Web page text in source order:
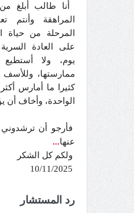
المراهقة وأنتم
المرحلة من حياة
على العادة
يوم، ولا
ممارستها، وللأسف
كثيرا ما أمارس
الواحدة، وأخاف أن
فأرجو أن ترشدوني
عنها...
ولكم كل الشكر
رد المستشار